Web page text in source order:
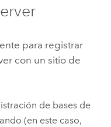
para registrar
con un sitio de
de bases de
(en este caso,